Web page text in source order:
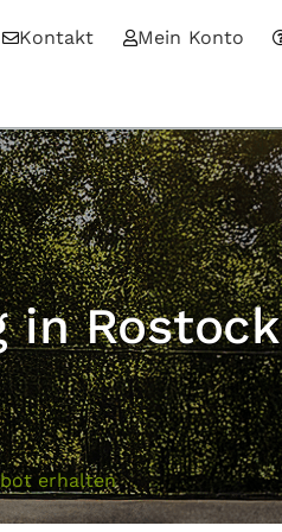
Kontakt Mein Konto
in Rostock
erhalten